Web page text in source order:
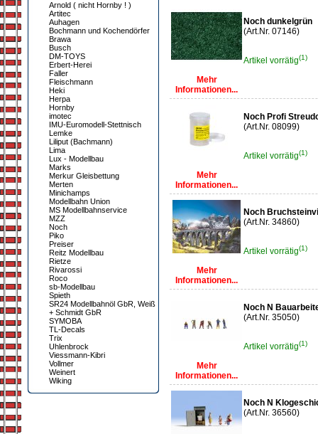
Arnold ( nicht Hornby ! )
Artitec
Auhagen
Bochmann und Kochendörfer
Brawa
Busch
DM-TOYS
Erbert-Herei
Faller
Fleischmann
Heki
Herpa
Hornby
imotec
IMU-Euromodell-Stettnisch
Lemke
Liliput (Bachmann)
Lima
Lux - Modellbau
Marks
Merkur Gleisbettung
Merten
Minichamps
Modellbahn Union
MS Modellbahnservice
MZZ
Noch
Piko
Preiser
Reitz Modellbau
Rietze
Rivarossi
Roco
sb-Modellbau
Spieth
SR24 Modellbahnöl GbR, Weiß
+ Schmidt GbR
SYMOBA
TL-Decals
Trix
Uhlenbrock
Viessmann-Kibri
Vollmer
Weinert
Wiking
Mehr
Informationen...
Noch dunkelgrün
(Art.Nr. 07146)
Artikel vorrätig(1)
Mehr
Informationen...
Noch Profi
(Art.Nr. 08099)
Artikel vorrätig(1)
Mehr
Informationen...
Noch
(Art.Nr. 34860)
Artikel vorrätig(1)
Mehr
Informationen...
Noch N
(Art.Nr. 35050)
Artikel vorrätig(1)
Noch N
(Art.Nr. 36560)